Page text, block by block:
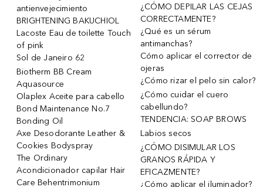
antienvejecimiento
BRIGHTENING BAKUCHIOL
Lacoste Eau de toilette Touch
of pink
Sol de Janeiro 62
Biotherm BB Cream
Aquasource
Olaplex Aceite para cabello
Bond Maintenance No.7
Bonding Oil
Axe Desodorante Leather &
Cookies Bodyspray
The Ordinary
Acondicionador capilar Hair
Care Behentrimonium
¿CÓMO DEPILAR LAS CEJAS
CORRECTAMENTE?
¿Qué es un sérum
antimanchas?
Cómo aplicar el corrector de
ojeras
¿Cómo rizar el pelo sin calor?
¿Cómo cuidar el cuero
cabellundo?
TENDENCIA: SOAP BROWS
Labios secos
¿CÓMO DISIMULAR LOS
GRANOS RÁPIDA Y
EFICAZMENTE?
¿Cómo aplicar el iluminador?